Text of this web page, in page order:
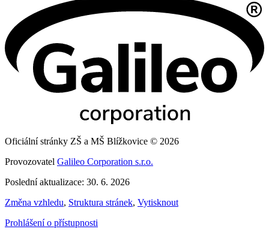
Oficiální stránky ZŠ a MŠ Blížkovice © 2026
Provozovatel Galileo Corporation s.r.o.
Poslední aktualizace: 30. 6. 2026
Změna vzhledu, Struktura stránek, Vytisknout
Prohlášení o přístupnosti